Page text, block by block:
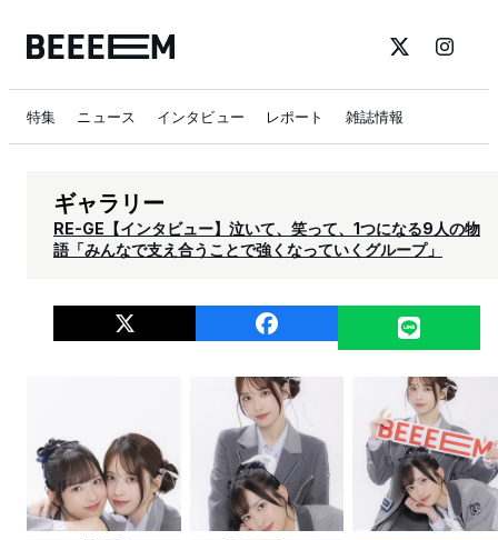
特集 ニュース インタビュー レポート 雑誌情報
ギャラリー
RE-GE【インタビュー】泣いて、笑って、1つになる9人の物
語「みんなで支え合うことで強くなっていくグループ」